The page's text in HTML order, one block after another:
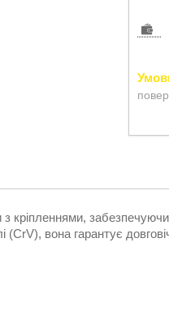
кріпленнями, забезпечуючи
вона гарантує